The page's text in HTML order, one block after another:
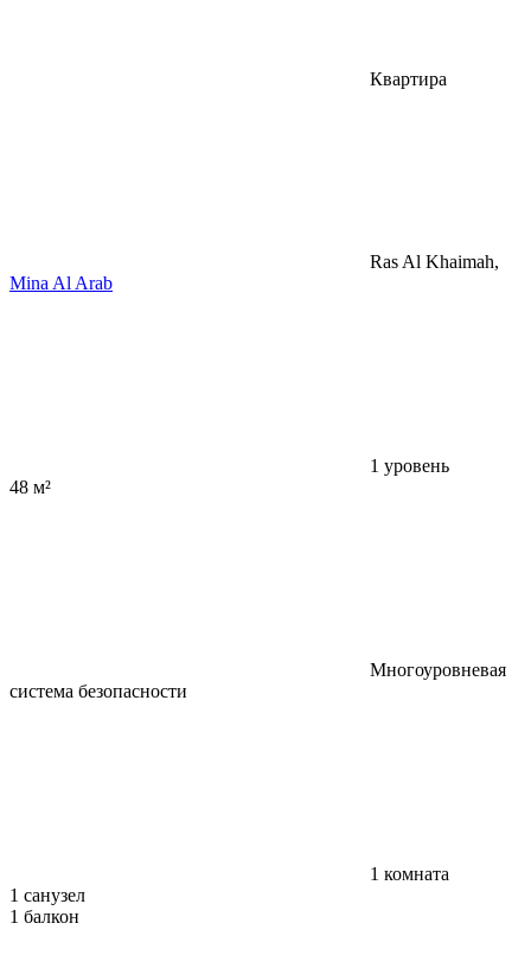
Квартира
Ras Al Khaimah,
Mina Al Arab
1 уровень
48 м²
Многоуровневая
система безопасности
1 комната
1 санузел
1 балкон